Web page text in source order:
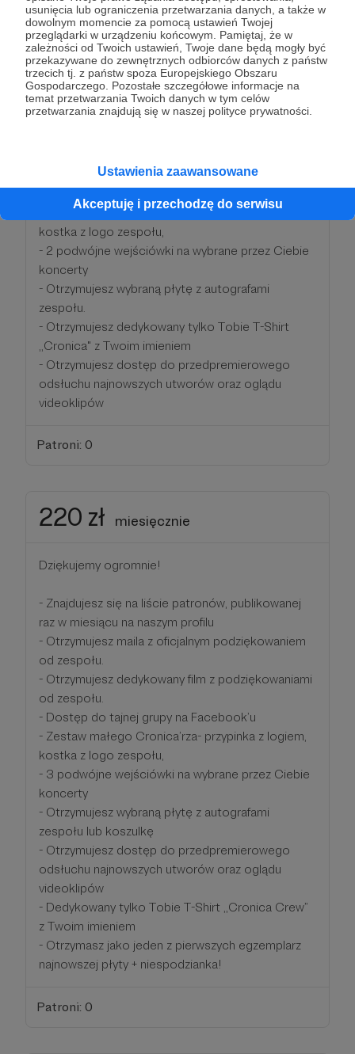
usunięcia lub ograniczenia przetwarzania danych, a także w
dowolnym momencie za pomocą ustawień Twojej
przeglądarki w urządzeniu końcowym. Pamiętaj, że w
zależności od Twoich ustawień, Twoje dane będą mogły być
przekazywane do zewnętrznych odbiorców danych z państw
trzecich tj. z państw spoza Europejskiego Obszaru
Gospodarczego. Pozostałe szczegółowe informacje na
temat przetwarzania Twoich danych w tym celów
przetwarzania znajdują się w naszej polityce prywatności.
Ustawienia zaawansowane
Akceptuję i przechodzę do serwisu
Dziękujemy! Brak nam słów!
- Znajdujesz się na liście patronów, publikowanej
raz w miesiącu na naszym profilu
- Otrzymujesz maila z oficjalnym podziękowaniem
od zespołu.
- Zestaw małego Cronica’rza- przypinka z logiem,
kostka z logo zespołu,
- 2 podwójne wejściówki na wybrane przez Ciebie
koncerty
- Otrzymujesz wybraną płytę z autografami
zespołu.
- Otrzymujesz dedykowany tylko Tobie T-Shirt
,,Cronica" z Twoim imieniem
- Otrzymujesz dostęp do przedpremierowego
odsłuchu najnowszych utworów oraz oglądu
videoklipów
Patroni: 0
220 zł miesięcznie
Dziękujemy ogromnie!
- Znajdujesz się na liście patronów, publikowanej
raz w miesiącu na naszym profilu
- Otrzymujesz maila z oficjalnym podziękowaniem
od zespołu.
- Otrzymujesz dedykowany film z podziękowaniami
od zespołu.
- Dostęp do tajnej grupy na Facebook’u
- Zestaw małego Cronica’rza- przypinka z logiem,
kostka z logo zespołu,
- 3 podwójne wejściówki na wybrane przez Ciebie
koncerty
- Otrzymujesz wybraną płytę z autografami
zespołu lub koszulkę
- Otrzymujesz dostęp do przedpremierowego
odsłuchu najnowszych utworów oraz oglądu
videoklipów
- Dedykowany tylko Tobie T-Shirt ,,Cronica Crew”
z Twoim imieniem
- Otrzymasz jako jeden z pierwszych egzemplarz
najnowszej płyty + niespodzianka!
Patroni: 0